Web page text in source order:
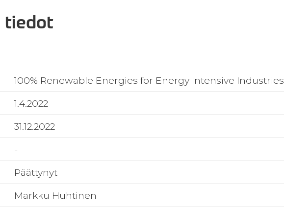
tiedot
100% Renewable Energies for Energy Intensive Industries
1.4.2022
31.12.2022
-
Päättynyt
Markku Huhtinen